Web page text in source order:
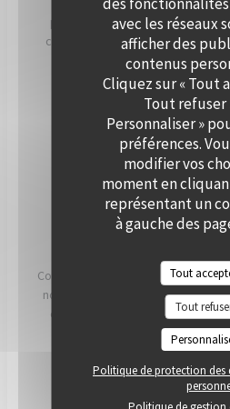
avec les réseaux
afficher des
contenus
Cliquez sur « Tout
Tout refuser
Personnaliser »
préférences.
modifier vos
moment en
représentant un
à gauche des
Tout
Tout
Politique de protection des
professionnelle, notre équipe
création d’un événement
élégance et saveurs de saison.
moment hors du temps, à
NOS
Conscients que ce que nous
notre santé, notre planète et nos
et nos équipes travaillent
avoir le plus possible.
LIRE